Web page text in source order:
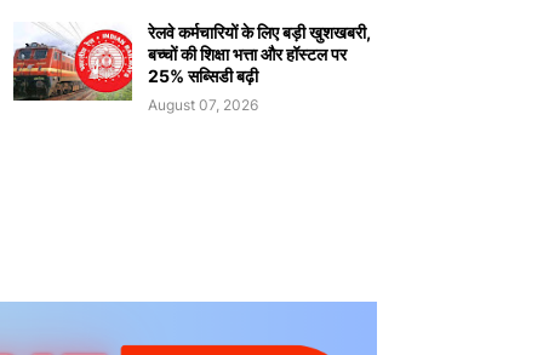
रेलवे कर्मचारियों के लिए बड़ी खुशखबरी,
बच्चों की शिक्षा भत्ता और हॉस्टल पर
25% सब्सिडी बढ़ी
August 07, 2026